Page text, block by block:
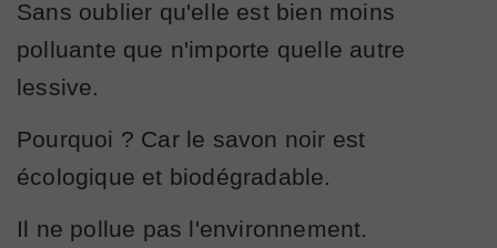
Sans oublier qu'elle est bien moins
polluante que n'importe quelle autre
lessive.
Pourquoi ? Car le savon noir est
écologique et biodégradable.
Il ne pollue pas l'environnement.